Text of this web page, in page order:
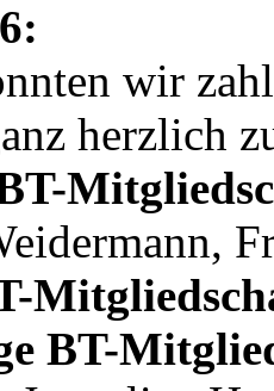
wir
herzlich
BT-